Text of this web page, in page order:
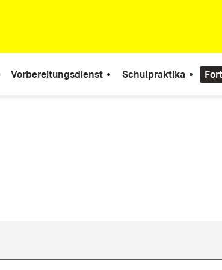
Vorbereitungsdienst Schulpraktika